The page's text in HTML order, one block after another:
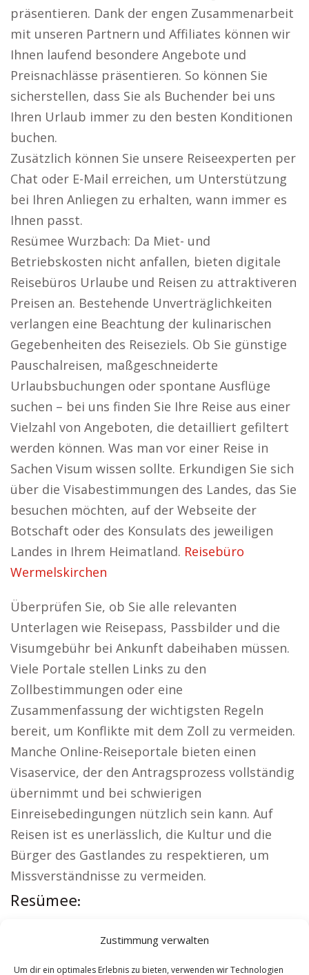
Zustimmung verwalten
Um dir ein optimales Erlebnis zu bieten, verwenden wir Technologien
präsentieren. Dank der engen Zusammenarbeit
mit unseren Partnern und Affiliates können wir
Ihnen laufend besondere Angebote und
Preisnachlässe präsentieren. So können Sie
sicherstellen, dass Sie als Buchender bei uns
Ihren Urlaub immer zu den besten Konditionen
buchen.
Zusätzlich können Sie unsere Reiseexperten per
Chat oder E-Mail erreichen, um Unterstützung
bei Ihren Anliegen zu erhalten, wann immer es
Ihnen passt.
Resümee Wurzbach: Da Miet- und
Betriebskosten nicht anfallen, bieten digitale
Reisebüros Urlaube und Reisen zu attraktiveren
Preisen an. Bestehende Unverträglichkeiten
verlangen eine Beachtung der kulinarischen
Gegebenheiten des Reiseziels. Ob Sie günstige
Pauschalreisen, maßgeschneiderte
Urlaubsbuchungen oder spontane Ausflüge
suchen – bei uns finden Sie Ihre Reise aus einer
Vielzahl von Angeboten, die detailliert gefiltert
werden können. Was man vor einer Reise in
Sachen Visum wissen sollte. Erkundigen Sie sich
über die Visabestimmungen des Landes, das Sie
besuchen möchten, auf der Webseite der
Botschaft oder des Konsulats des jeweiligen
Landes in Ihrem Heimatland. Reisebüro
Wermelskirchen
Überprüfen Sie, ob Sie alle relevanten
Unterlagen wie Reisepass, Passbilder und die
Visumgebühr bei Ankunft dabeihaben müssen.
Viele Portale stellen Links zu den
Zollbestimmungen oder eine
Zusammenfassung der wichtigsten Regeln
bereit, um Konflikte mit dem Zoll zu vermeiden.
Manche Online-Reiseportale bieten einen
Visaservice, der den Antragsprozess vollständig
übernimmt und bei schwierigen
Einreisebedingungen nützlich sein kann. Auf
Reisen ist es unerlässlich, die Kultur und die
Bürger des Gastlandes zu respektieren, um
Missverständnisse zu vermeiden.
Resümee:
Autovermietung Wurzbach|Sicherheitsdienst
Wurzbach|Hauskauf Wurzbach|Hundeschule